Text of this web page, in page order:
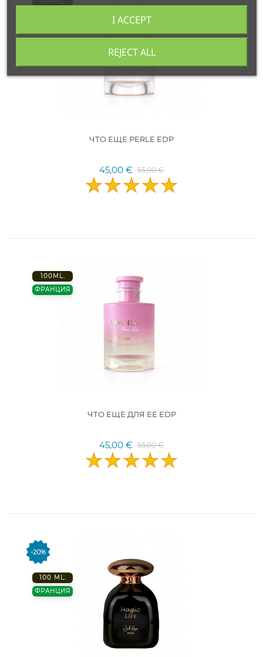
ЧТО ЕЩЕ PERLE EDP
45,00 € 55,00 €
100ML.
ФРАНЦИЯ
ЧТО ЕЩЕ ДЛЯ ЕЕ EDP
45,00 € 55,00 €
-20%
100 ML.
ФРАНЦИЯ
REJECT ALL
I ACCEPT